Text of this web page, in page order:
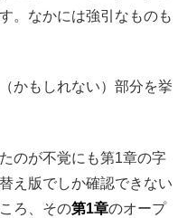
。なかには強引なものも
かもしれない）部分を挙
のが不覚にも第1章の字
え版でしか確認できない
ろ、その第1章のオープ